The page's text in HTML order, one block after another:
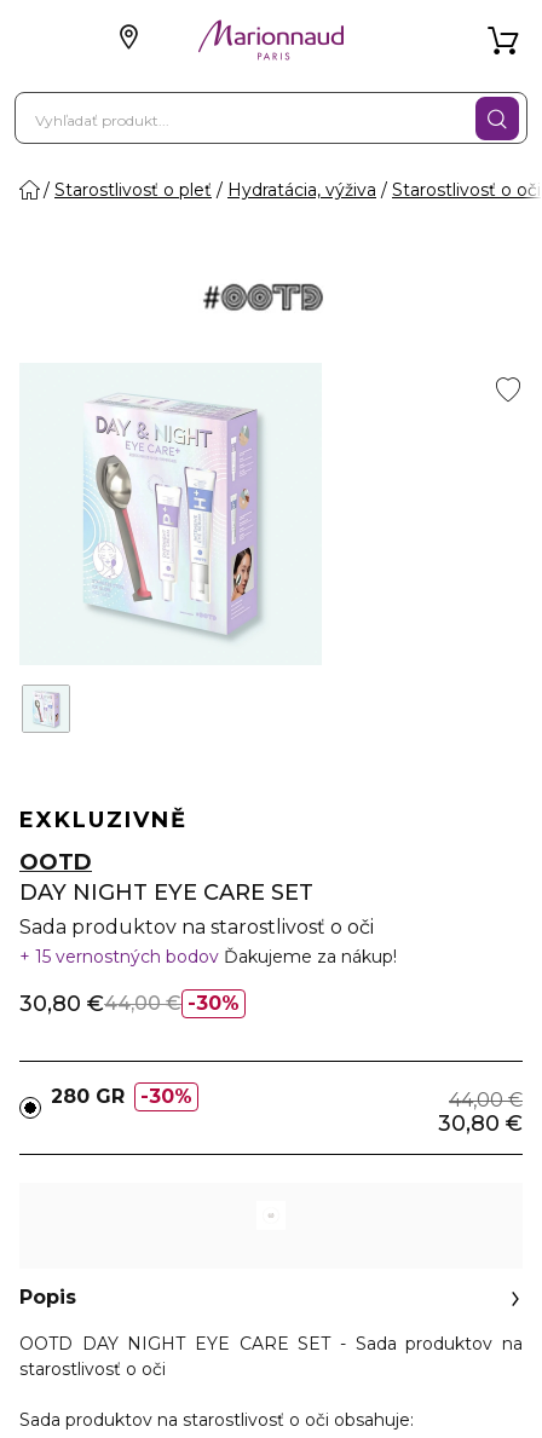
Starostlivosť o pleť Hydratácia, výživa Starostlivosť o oči
EXKLUZIVNĚ
OOTD
DAY NIGHT EYE CARE SET
Sada produktov na starostlivosť o oči
15 vernostných bodov Ďakujeme za nákup!
30%
30,80 €44,00 €
280 GR 30% 44,00 €
30,80 €
Popis
OOTD DAY NIGHT EYE CARE SET - Sada produktov na
starostlivosť o oči
Sada produktov na starostlivosť o oči obsahuje: